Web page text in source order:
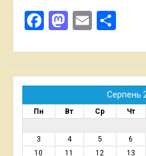
Facebook
Mastodon
Email
Серпень
Пн Вт Ср Чт
3
4 5 6
10
11 12 13